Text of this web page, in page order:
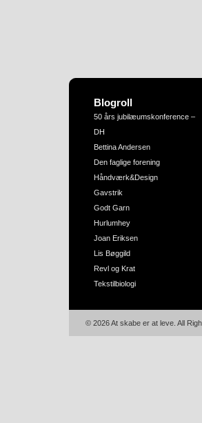
Blogroll
50 års jubilæumskonference –
DH
Bettina Andersen
Den faglige forening
Håndværk&Design
Gavstrik
Godt Garn
Hurlumhey
Joan Eriksen
Lis Bøggild
Revl og Krat
Tekstilbiologi
© 2026 At skabe er at leve. All